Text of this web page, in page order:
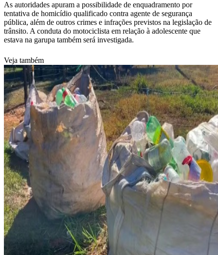
As autoridades apuram a possibilidade de enquadramento por
tentativa de homicídio qualificado contra agente de segurança
pública, além de outros crimes e infrações previstos na legislação de
trânsito. A conduta do motociclista em relação à adolescente que
estava na garupa também será investigada.
Veja também